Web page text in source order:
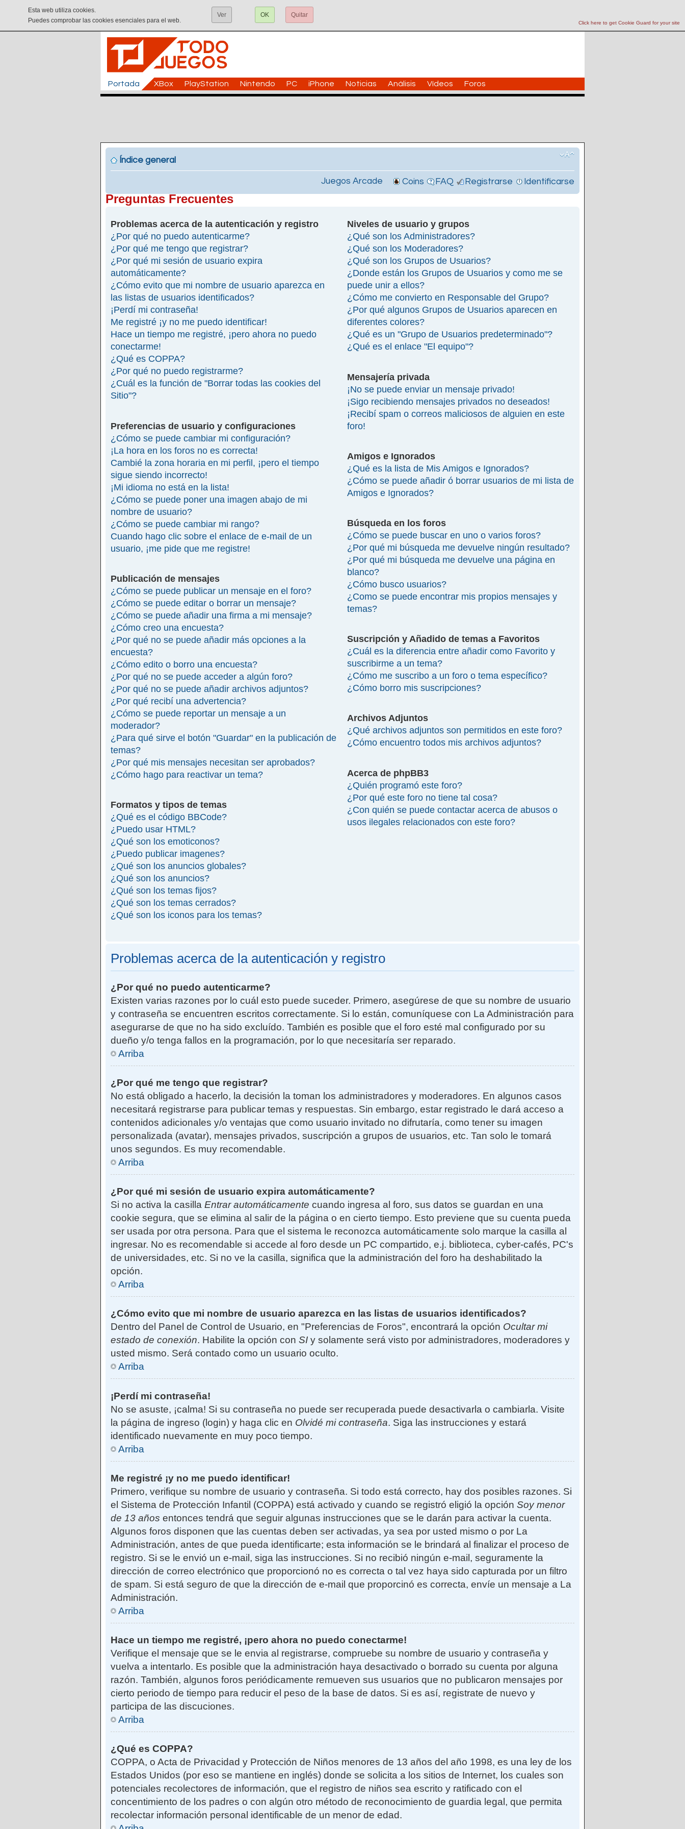
Click here to get Cookie Guard for your site
Esta web utiliza cookies.
Puedes comprobar las cookies esenciales para el web.
Ver OK Quitar
Portada XBox PlayStation Nintendo PC iPhone Noticias Análisis Vídeos Foros
Índice general
Juegos Arcade Coins FAQ Registrarse Identificarse
Preguntas Frecuentes
Problemas acerca de la autenticación y registro
¿Por qué no puedo autenticarme?
¿Por qué me tengo que registrar?
¿Por qué mi sesión de usuario expira
automáticamente?
¿Cómo evito que mi nombre de usuario aparezca en
las listas de usuarios identificados?
¡Perdí mi contraseña!
Me registré ¡y no me puedo identificar!
Hace un tiempo me registré, ¡pero ahora no puedo
conectarme!
¿Qué es COPPA?
¿Por qué no puedo registrarme?
¿Cuál es la función de "Borrar todas las cookies del
Sitio"?
Preferencias de usuario y configuraciones
¿Cómo se puede cambiar mi configuración?
¡La hora en los foros no es correcta!
Cambié la zona horaria en mi perfil, ¡pero el tiempo
sigue siendo incorrecto!
¡Mi idioma no está en la lista!
¿Cómo se puede poner una imagen abajo de mi
nombre de usuario?
¿Cómo se puede cambiar mi rango?
Cuando hago clic sobre el enlace de e-mail de un
usuario, ¡me pide que me registre!
Publicación de mensajes
¿Cómo se puede publicar un mensaje en el foro?
¿Cómo se puede editar o borrar un mensaje?
¿Cómo se puede añadir una firma a mi mensaje?
¿Cómo creo una encuesta?
¿Por qué no se puede añadir más opciones a la
encuesta?
¿Cómo edito o borro una encuesta?
¿Por qué no se puede acceder a algún foro?
¿Por qué no se puede añadir archivos adjuntos?
¿Por qué recibí una advertencia?
¿Cómo se puede reportar un mensaje a un
moderador?
¿Para qué sirve el botón "Guardar" en la publicación de
temas?
¿Por qué mis mensajes necesitan ser aprobados?
¿Cómo hago para reactivar un tema?
Formatos y tipos de temas
¿Qué es el código BBCode?
¿Puedo usar HTML?
¿Qué son los emoticonos?
¿Puedo publicar imagenes?
¿Qué son los anuncios globales?
¿Qué son los anuncios?
¿Qué son los temas fijos?
¿Qué son los temas cerrados?
¿Qué son los iconos para los temas?
Niveles de usuario y grupos
¿Qué son los Administradores?
¿Qué son los Moderadores?
¿Qué son los Grupos de Usuarios?
¿Donde están los Grupos de Usuarios y como me se
puede unir a ellos?
¿Cómo me convierto en Responsable del Grupo?
¿Por qué algunos Grupos de Usuarios aparecen en
diferentes colores?
¿Qué es un "Grupo de Usuarios predeterminado"?
¿Qué es el enlace "El equipo"?
Mensajería privada
¡No se puede enviar un mensaje privado!
¡Sigo recibiendo mensajes privados no deseados!
¡Recibí spam o correos maliciosos de alguien en este
foro!
Amigos e Ignorados
¿Qué es la lista de Mis Amigos e Ignorados?
¿Cómo se puede añadir ó borrar usuarios de mi lista de
Amigos e Ignorados?
Búsqueda en los foros
¿Cómo se puede buscar en uno o varios foros?
¿Por qué mi búsqueda me devuelve ningún resultado?
¿Por qué mi búsqueda me devuelve una página en
blanco?
¿Cómo busco usuarios?
¿Como se puede encontrar mis propios mensajes y
temas?
Suscripción y Añadido de temas a Favoritos
¿Cuál es la diferencia entre añadir como Favorito y
suscribirme a un tema?
¿Cómo me suscribo a un foro o tema específico?
¿Cómo borro mis suscripciones?
Archivos Adjuntos
¿Qué archivos adjuntos son permitidos en este foro?
¿Cómo encuentro todos mis archivos adjuntos?
Acerca de phpBB3
¿Quién programó este foro?
¿Por qué este foro no tiene tal cosa?
¿Con quién se puede contactar acerca de abusos o
usos ilegales relacionados con este foro?
Problemas acerca de la autenticación y registro
¿Por qué no puedo autenticarme?
Existen varias razones por lo cuál esto puede suceder. Primero, asegúrese de que su nombre de usuario
y contraseña se encuentren escritos correctamente. Si lo están, comuníquese con La Administración para
asegurarse de que no ha sido excluído. También es posible que el foro esté mal configurado por su
dueño y/o tenga fallos en la programación, por lo que necesitaría ser reparado.
Arriba
¿Por qué me tengo que registrar?
No está obligado a hacerlo, la decisión la toman los administradores y moderadores. En algunos casos
necesitará registrarse para publicar temas y respuestas. Sin embargo, estar registrado le dará acceso a
contenidos adicionales y/o ventajas que como usuario invitado no difrutaría, como tener su imagen
personalizada (avatar), mensajes privados, suscripción a grupos de usuarios, etc. Tan solo le tomará
unos segundos. Es muy recomendable.
Arriba
¿Por qué mi sesión de usuario expira automáticamente?
Si no activa la casilla Entrar automáticamente cuando ingresa al foro, sus datos se guardan en una
cookie segura, que se elimina al salir de la página o en cierto tiempo. Esto previene que su cuenta pueda
ser usada por otra persona. Para que el sistema le reconozca automáticamente solo marque la casilla al
ingresar. No es recomendable si accede al foro desde un PC compartido, e.j. biblioteca, cyber-cafés, PC's
de universidades, etc. Si no ve la casilla, significa que la administración del foro ha deshabilitado la
opción.
Arriba
¿Cómo evito que mi nombre de usuario aparezca en las listas de usuarios identificados?
Dentro del Panel de Control de Usuario, en "Preferencias de Foros", encontrará la opción Ocultar mi
estado de conexión. Habilite la opción con SI y solamente será visto por administradores, moderadores y
usted mismo. Será contado como un usuario oculto.
Arriba
¡Perdí mi contraseña!
No se asuste, ¡calma! Si su contraseña no puede ser recuperada puede desactivarla o cambiarla. Visite
la página de ingreso (login) y haga clic en Olvidé mi contraseña. Siga las instrucciones y estará
identificado nuevamente en muy poco tiempo.
Arriba
Me registré ¡y no me puedo identificar!
Primero, verifique su nombre de usuario y contraseña. Si todo está correcto, hay dos posibles razones. Si
el Sistema de Protección Infantil (COPPA) está activado y cuando se registró eligió la opción Soy menor
de 13 años entonces tendrá que seguir algunas instrucciones que se le darán para activar la cuenta.
Algunos foros disponen que las cuentas deben ser activadas, ya sea por usted mismo o por La
Administración, antes de que pueda identificarte; esta información se le brindará al finalizar el proceso de
registro. Si se le envió un e-mail, siga las instrucciones. Si no recibió ningún e-mail, seguramente la
dirección de correo electrónico que proporcionó no es correcta o tal vez haya sido capturada por un filtro
de spam. Si está seguro de que la dirección de e-mail que proporcinó es correcta, envíe un mensaje a La
Administración.
Arriba
Hace un tiempo me registré, ¡pero ahora no puedo conectarme!
Verifique el mensaje que se le envia al registrarse, compruebe su nombre de usuario y contraseña y
vuelva a intentarlo. Es posible que la administración haya desactivado o borrado su cuenta por alguna
razón. También, algunos foros periódicamente remueven sus usuarios que no publicaron mensajes por
cierto periodo de tiempo para reducir el peso de la base de datos. Si es así, registrate de nuevo y
participa de las discuciones.
Arriba
¿Qué es COPPA?
COPPA, o Acta de Privacidad y Protección de Niños menores de 13 años del año 1998, es una ley de los
Estados Unidos (por eso se mantiene en inglés) donde se solicita a los sitios de Internet, los cuales son
potenciales recolectores de información, que el registro de niños sea escrito y ratificado con el
concentimiento de los padres o con algún otro método de reconocimiento de guardia legal, que permita
recolectar información personal identificable de un menor de edad.